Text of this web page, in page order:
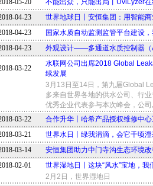
05-20 不能出众，只能出局丨UviLyzer
04-23 世界地球日丨安恒集团：用智能
04-23 国家水质自动监测监管平台建设
04-23 外观设计——多通道水质控制器（
03-22
水联网公司出席2018 Global
续发展
3月13日至14日，第九届Global
多来自世界各地的供水公司、行
优秀企业代表参与本次峰会，公司
03-22 合作升华丨哈希产品授权维修中
03-21 世界水日丨绿我涓滴，会它千顷
03-14 安恒集团助力中门寺沟生态环境
02-01 世界湿地日丨这块“风水”宝地，我
2月2日，世界湿地日